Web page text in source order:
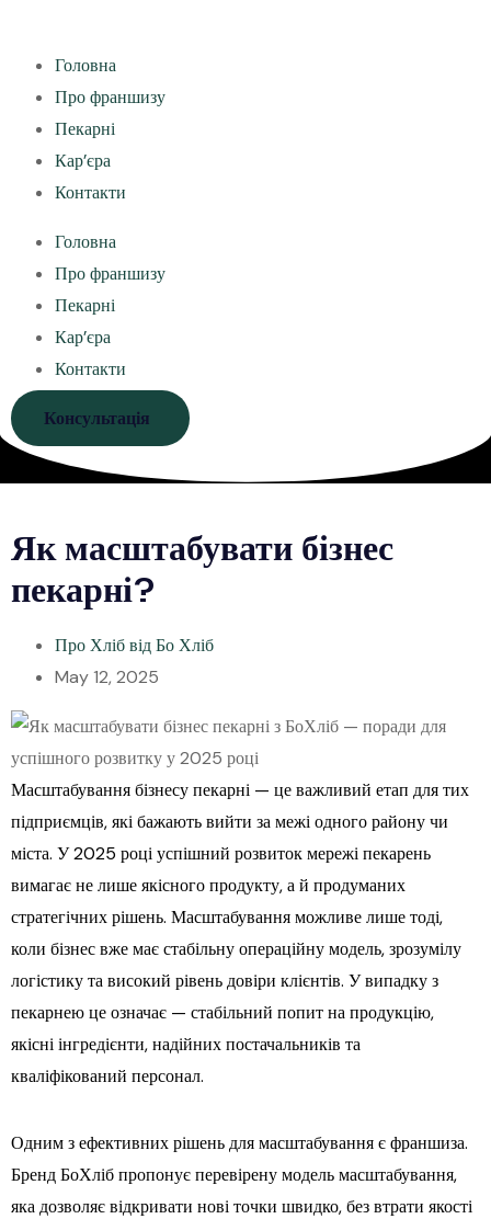
Головна
Про франшизу
Пекарні
Кар’єра
Контакти
Головна
Про франшизу
Пекарні
Кар’єра
Контакти
Консультація
Як масштабувати бізнес
пекарні?
Про Хліб від Бо Хліб
May 12, 2025
Масштабування бізнесу пекарні — це важливий етап для тих
підприємців, які бажають вийти за межі одного району чи
міста. У 2025 році успішний розвиток мережі пекарень
вимагає не лише якісного продукту, а й продуманих
стратегічних рішень. Масштабування можливе лише тоді,
коли бізнес вже має стабільну операційну модель, зрозумілу
логістику та високий рівень довіри клієнтів. У випадку з
пекарнею це означає — стабільний попит на продукцію,
якісні інгредієнти, надійних постачальників та
кваліфікований персонал.
Одним з ефективних рішень для масштабування є франшиза.
Бренд БоХліб пропонує перевірену модель масштабування,
яка дозволяє відкривати нові точки швидко, без втрати якості